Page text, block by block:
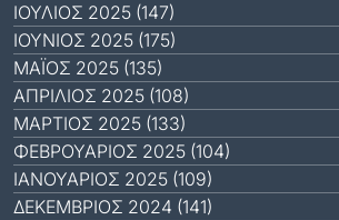
ΙΟΎΛΙΟΣ 2025 (147)
ΙΟΎΝΙΟΣ 2025 (175)
ΜΆΙΟΣ 2025 (135)
ΑΠΡΊΛΙΟΣ 2025 (108)
ΜΆΡΤΙΟΣ 2025 (133)
ΦΕΒΡΟΥΆΡΙΟΣ 2025 (104)
ΙΑΝΟΥΆΡΙΟΣ 2025 (109)
ΔΕΚΈΜΒΡΙΟΣ 2024 (141)